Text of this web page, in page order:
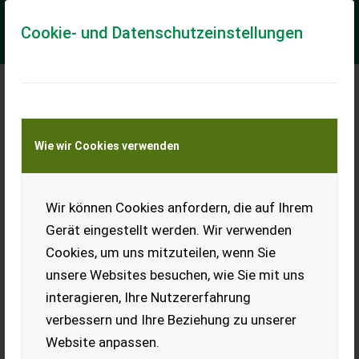
Cookie- und Datenschutzeinstellungen
Wie wir Cookies verwenden
Wir können Cookies anfordern, die auf Ihrem
Gerät eingestellt werden. Wir verwenden
Cookies, um uns mitzuteilen, wenn Sie
unsere Websites besuchen, wie Sie mit uns
interagieren, Ihre Nutzererfahrung
verbessern und Ihre Beziehung zu unserer
Website anpassen.
New Holland W 80 C
- 3,4L FPT F5H Turbo Motor - Fahrantrieb 4WD Hydrostatisch
35km/h - Hydraulikpumpe 85L/230Bar - INCH Pedal - max.
EUR 0